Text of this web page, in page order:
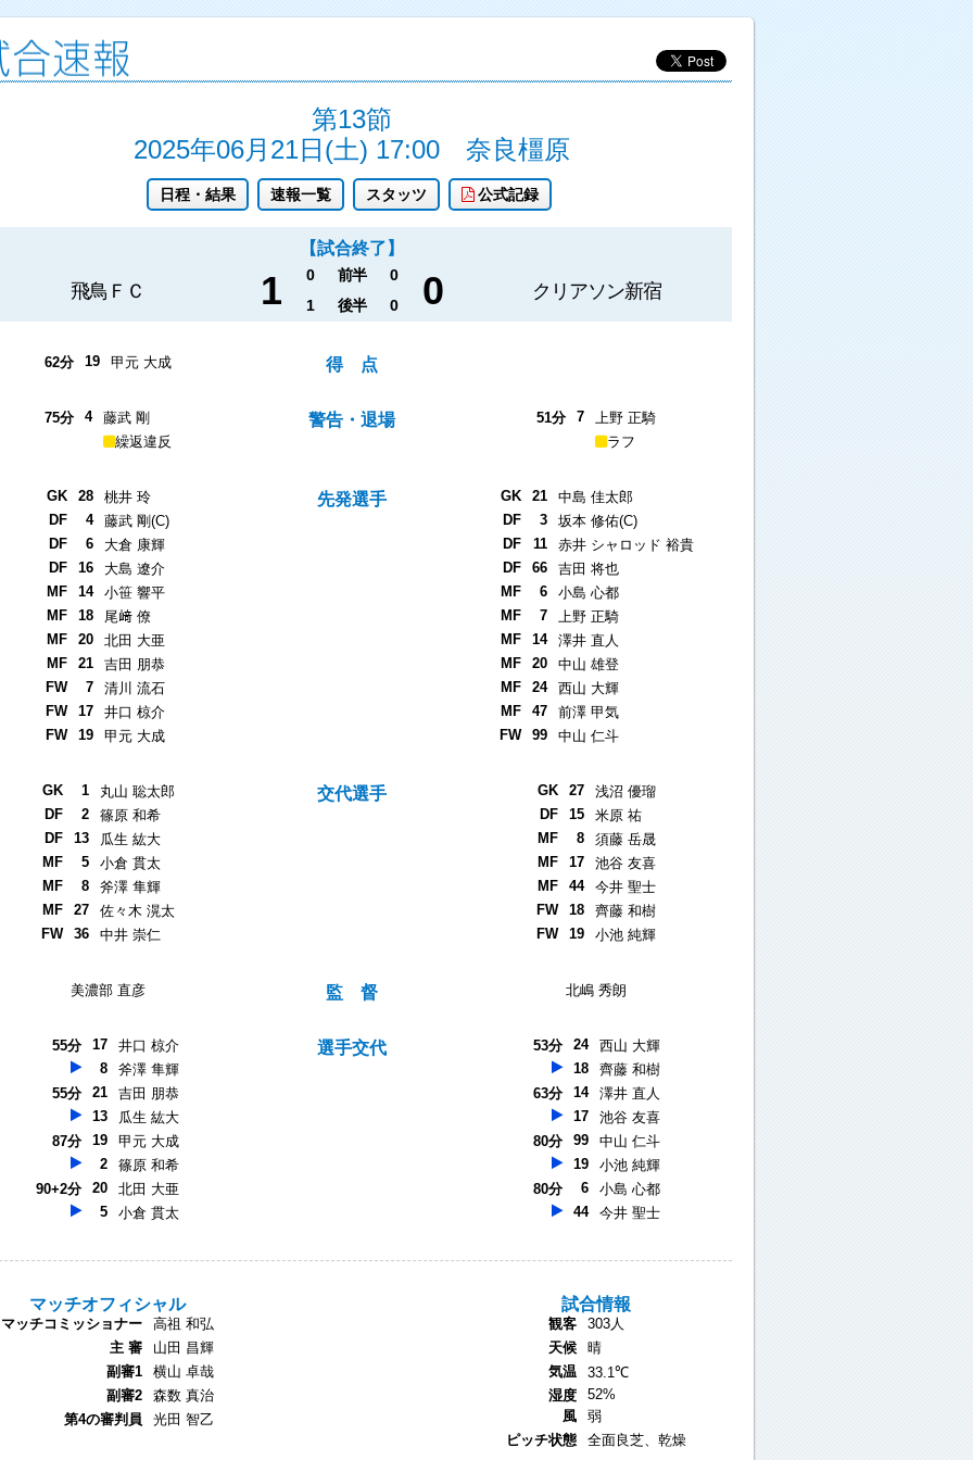
第13節
2025年06月21日(土) 17:00
奈良橿原
日程・結果 速報一覧 スタッツ 公式記録
【試合終了】
飛鳥ＦＣ 1 0 前半 0 0 クリアソン新宿
1 後半 0
得 点
62分 19 甲元 大成
警告・退場
75分 4
藤武 剛
繰返違反
51分 7
上野 正騎
ラフ
先発選手
GK 28
桃井 玲
DF
4
藤武 剛(C)
DF
6
大倉 康輝
DF
16
大島 遼介
MF
14
小笹 響平
MF
18
尾﨑 僚
MF
20
北田 大亜
MF
21
吉田 朋恭
FW
7
清川 流石
FW
17
井口 椋介
FW
19 甲元 大成
GK 21
中島 佳太郎
DF
3
坂本 修佑(C)
DF
11
赤井 シャロッド 裕貴
DF
66
吉田 将也
MF
6
小島 心都
MF
7
上野 正騎
MF
14
澤井 直人
MF
20
中山 雄登
MF
24
西山 大輝
MF
47
前澤 甲気
FW
99 中山 仁斗
交代選手
GK 1
丸山 聡太郎
DF
2
篠原 和希
DF
13
瓜生 紘大
MF
5
小倉 貫太
MF
8
斧澤 隼輝
MF
27
佐々木 滉太
FW
36 中井 崇仁
GK 27
浅沼 優瑠
DF
15
米原 祐
MF
8
須藤 岳晟
MF
17
池谷 友喜
MF
44
今井 聖士
FW
18
齊藤 和樹
FW
19 小池 純輝
監 督
美濃部 直彦 北嶋 秀朗
選手交代
55分 17
井口 椋介
8
斧澤 隼輝
55分
21
吉田 朋恭
13
瓜生 紘大
87分
19
甲元 大成
2
篠原 和希
90+2分
20
北田 大亜
5
小倉 貫太
53分 24
西山 大輝
18
齊藤 和樹
63分
14
澤井 直人
17
池谷 友喜
80分
99
中山 仁斗
19
小池 純輝
80分
6
小島 心都
44
今井 聖士
マッチオフィシャル
マッチコミッショナー
高祖 和弘
主 審
山田 昌輝
副審1
横山 卓哉
副審2
森数 真治
第4の審判員
光田 智乙
試合情報
観客
303人
天候
晴
気温
33.1℃
湿度
52%
風
弱
ピッチ状態
全面良芝、乾燥